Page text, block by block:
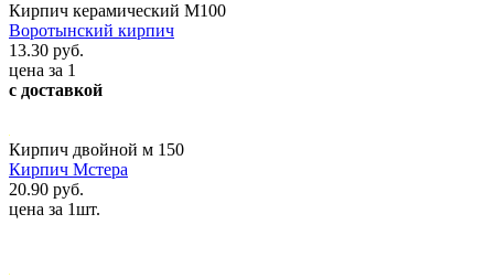
Кирпич керамический М100
Воротынский кирпич
13.30 руб.
цена за 1
с доставкой
Кирпич двойной м 150
Кирпич Мстера
20.90 руб.
цена за 1шт.